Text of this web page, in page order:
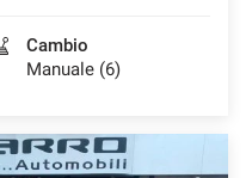
Cambio
Manuale (6)